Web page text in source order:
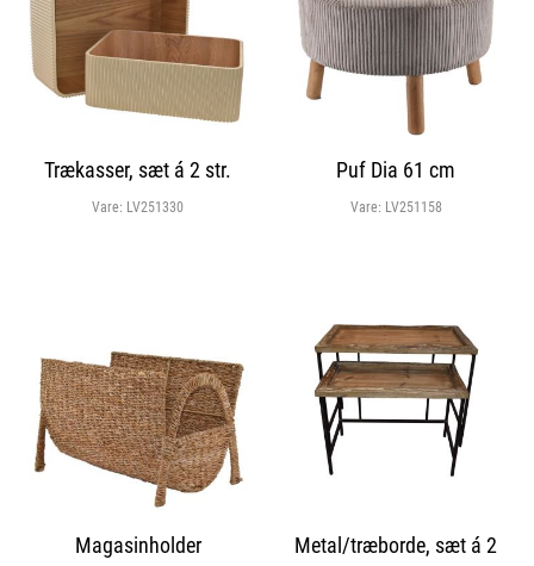
Trækasser, sæt á 2 str.
Vare: LV251330
Puf Dia 61 cm
Vare: LV251158
Magasinholder Metal/træborde, sæt á 2